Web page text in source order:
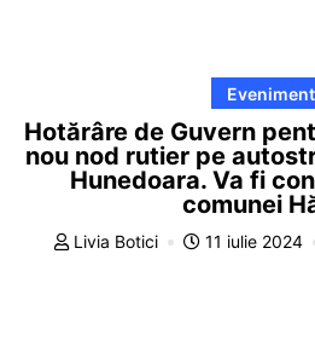
Eveniment
Hotărâre de Guvern
nou nod rutier pe
Hunedoara. Va fi
comunei
Livia Botici 11 iulie 2024